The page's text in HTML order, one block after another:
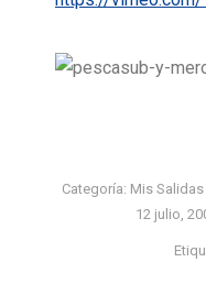
Categoría: Mis
12 julio,